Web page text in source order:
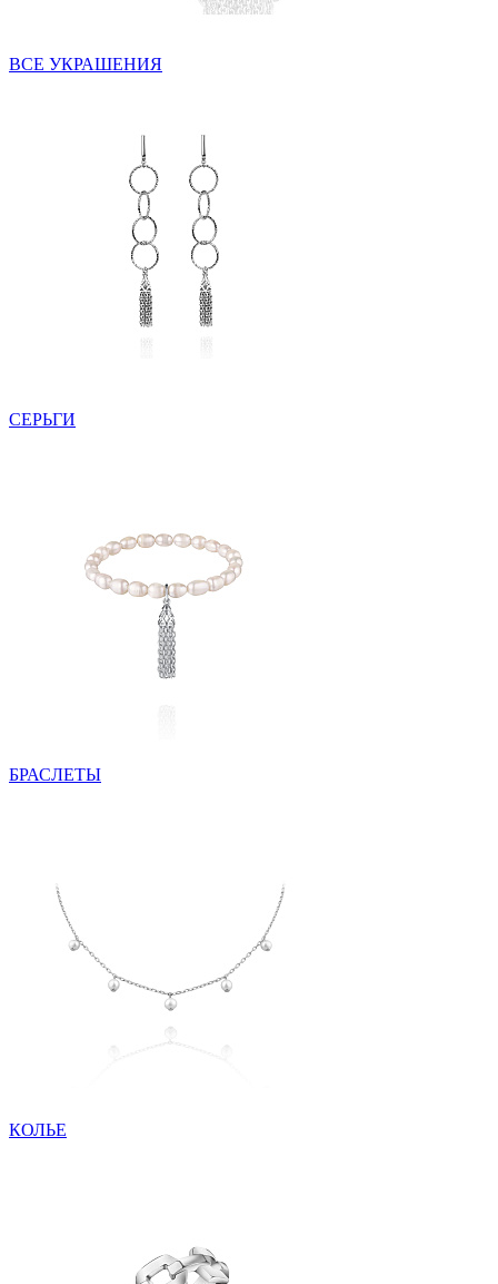
ВСЕ УКРАШЕНИЯ
СЕРЬГИ
БРАСЛЕТЫ
КОЛЬЕ